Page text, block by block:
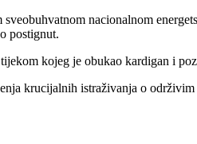
nacionalnom
postignut.
kojeg je obukao kardigan i
krucijalnih istraživanja o